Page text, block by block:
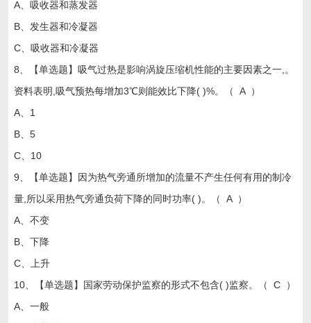
A、吸收器和蒸发器
B、发生器和冷凝器
C、吸收器和冷凝器
8、【单选题】吸气过热是影响涡旋压缩机性能的主要因素之一,。
资料表明,吸气预热每增加3℃则能效比下降( )%。（ A ）
A、1
B、5
C、10
9、【单选题】因为热气旁通所增加的流量不产生任何有用的制冷
量,所以采用热气旁通负荷下降的同时功率( )。（ A ）
A、不变
B、下降
C、上升
10、【单选题】国家劳动保护监察的形式不包含( )监察。（ C ）
A、一般